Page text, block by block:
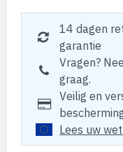
14 dagen
garantie
Vragen?
graag.
Veilig en
Lees uw